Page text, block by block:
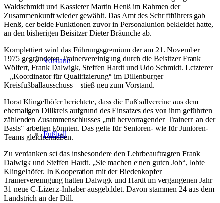
Vorstand
Fußball
Waldschmidt und Kassierer Martin Henß im Rahmen der
Zusammenkunft wieder gewählt. Das Amt des Schriftführers gab
Henß, der beide Funktionen zuvor in Personalunion bekleidet hatte,
an den bisherigen Beisitzer Dieter Bräunche ab.
Komplettiert wird das Führungsgremium der am 21. November
1975 gegründeten Trainervereinigung durch die Beisitzer Frank
Wölfert, Frank Dalwigk, Steffen Hardt und Udo Schmidt. Letzterer
– „Koordinator für Qualifizierung“ im Dillenburger
Kreisfußballausschuss – stieß neu zum Vorstand.
Horst Klingelhöfer berichtete, dass die Fußballvereine aus dem
ehemaligen Dillkreis aufgrund des Einsatzes des von ihm geführten
zählenden Zusammenschlusses „mit hervorragenden Trainern an der
Basis“ arbeiten könnten. Das gelte für Senioren- wie für Junioren-
Teams gleichermaßen.
Zu verdanken sei das insbesondere den Lehrbeauftragten Frank
Dalwigk und Steffen Hardt. „Sie machen einen guten Job“, lobte
Klingelhöfer. In Kooperation mit der Biedenkopfer
Trainervereinigung hatten Dalwigk und Hardt im vergangenen Jahr
31 neue C-Lizenz-Inhaber ausgebildet. Davon stammen 24 aus dem
Landstrich an der Dill.